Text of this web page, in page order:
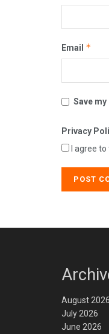
Email *
Save
Privacy
I agree
August 2026
July 2026
June 2026